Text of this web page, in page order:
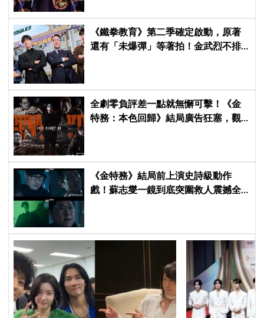
《鐵拳教育》第二季確定啟動，原著
還有「未爆彈」等著拍！金武烈不排
全劇零負評差一點就無懈可擊！《金
特務：本色回歸》結局廣告狂塞，觀
《金特務》結局前上演史詩級動作
戲！蘇志燮一鏡到底突圍救人震撼全